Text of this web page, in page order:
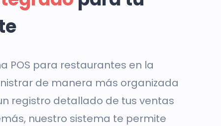
POS para restaurantes en la
de manera más organizada
registro detallado de tus ventas
nuestro sistema te permite